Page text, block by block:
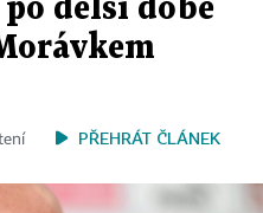
delší době
PŘEHRÁT ČLÁNEK